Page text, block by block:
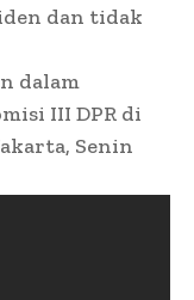
dan tidak
dalam
III DPR di
Senin